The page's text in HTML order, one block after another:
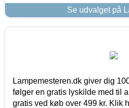
Se udvalget på
Lampemesteren.dk giver dig
følger en gratis lyskilde med til
gratis ved køb over 499 kr. Klik